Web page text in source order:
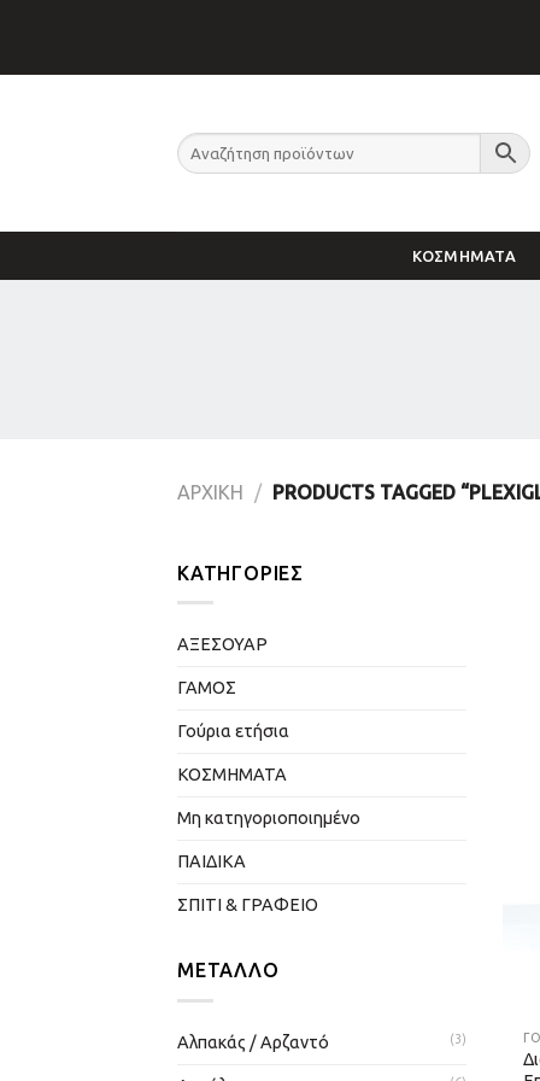
content
ΚΟΣΜΗΜΑΤΑ
ΑΡΧΙΚΉ / PRODUCTS TAGGED
ΚΑΤΗΓΟΡΊΕΣ
ΑΞΕΣΟΥΑΡ
ΓΑΜΟΣ
Γούρια ετήσια
ΚΟΣΜΗΜΑΤΑ
Μη κατηγοριοποιημένο
ΠΑΙΔΙΚΑ
ΣΠΙΤΙ & ΓΡΑΦΕΙΟ
ΜΈΤΑΛΛΟ
Αλπακάς / Αρζαντό (3)